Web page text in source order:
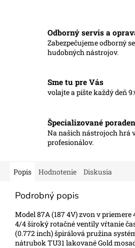
Odborný servis a
Zabezpečujeme odborný
hudobných nástrojov.
Sme tu pre Vás
volajte a píšte každý deň
Špecializované
Na našich nástrojoch hrá
profesionálov.
Popis Hodnotenie Diskusia
Podrobný popis
Model 87A (187 4V) zvon v priemere
4/4 široký rotačné ventily vŕtanie
(0.772 inch) špirálová pružina
nátrubok TU31 lakované Gold